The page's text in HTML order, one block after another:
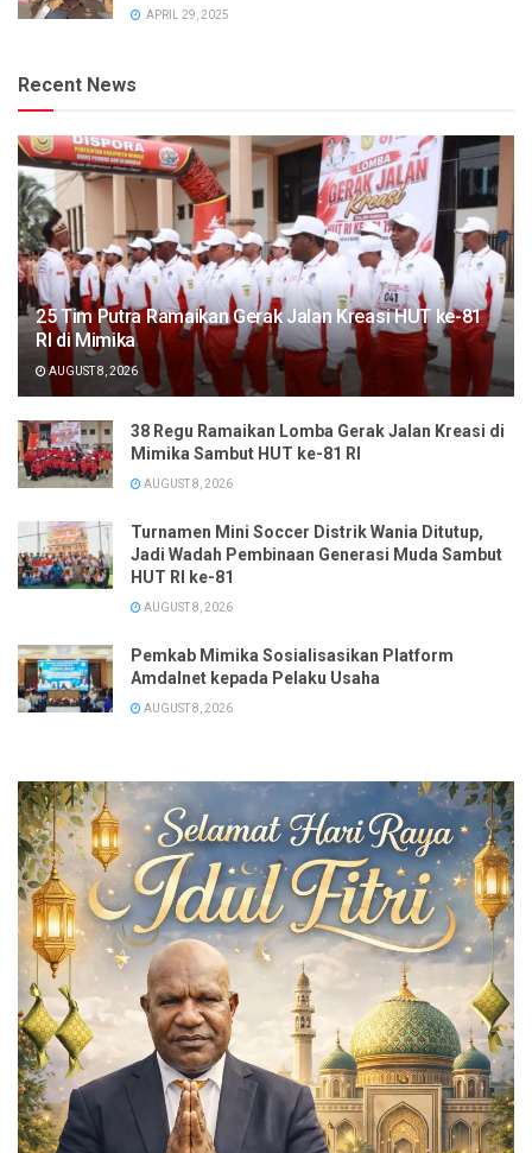
APRIL 29, 2025
Recent News
25 Tim Putra Ramaikan Gerak Jalan Kreasi HUT ke-81
RI di Mimika
AUGUST 8, 2026
38 Regu Ramaikan Lomba Gerak Jalan Kreasi di
Mimika Sambut HUT ke-81 RI
AUGUST 8, 2026
Turnamen Mini Soccer Distrik Wania Ditutup,
Jadi Wadah Pembinaan Generasi Muda Sambut
HUT RI ke-81
AUGUST 8, 2026
Pemkab Mimika Sosialisasikan Platform
Amdalnet kepada Pelaku Usaha
AUGUST 8, 2026